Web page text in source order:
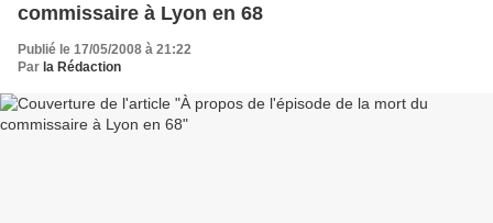
commissaire à Lyon en 68
Publié le 17/05/2008 à 21:22
Par la Rédaction